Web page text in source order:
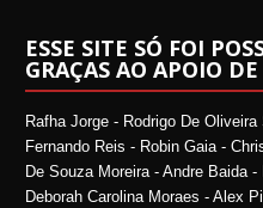
ESSE SITE SÓ FOI
GRAÇAS AO APOIO DE
Rafha Jorge - Rodrigo De
Fernando Reis - Robin Gaia -
De Souza Moreira - Andre Baida -
Deborah Carolina Moraes - Alex